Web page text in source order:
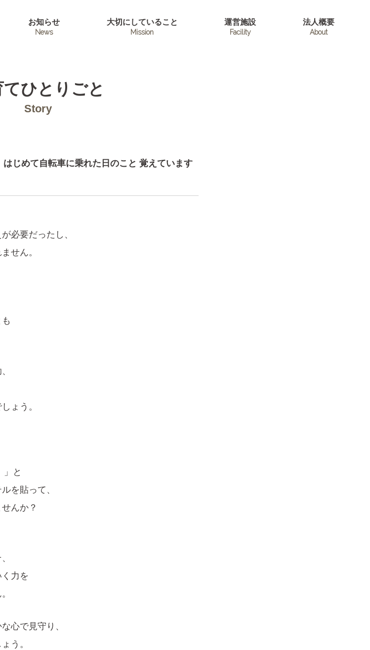
お知らせ
News
大切にしていること
Mission
運営施設
Facility
法人概要
About
ひとりごと
Story
めて自転車に乗れた日のこと 覚えています
必要だったし、
せん。
ょう。
」と
を貼って、
んか？
力を
心で見守り、
う。